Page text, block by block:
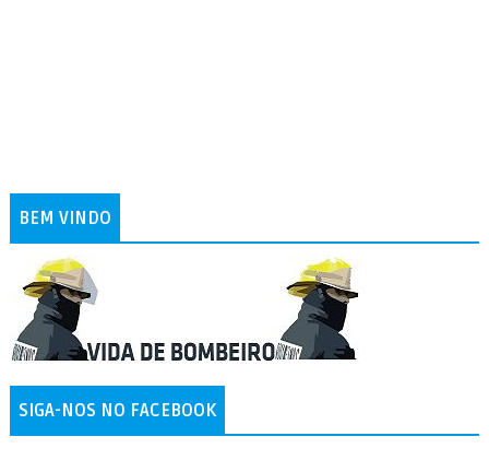
BEM VINDO
SIGA-NOS NO FACEBOOK